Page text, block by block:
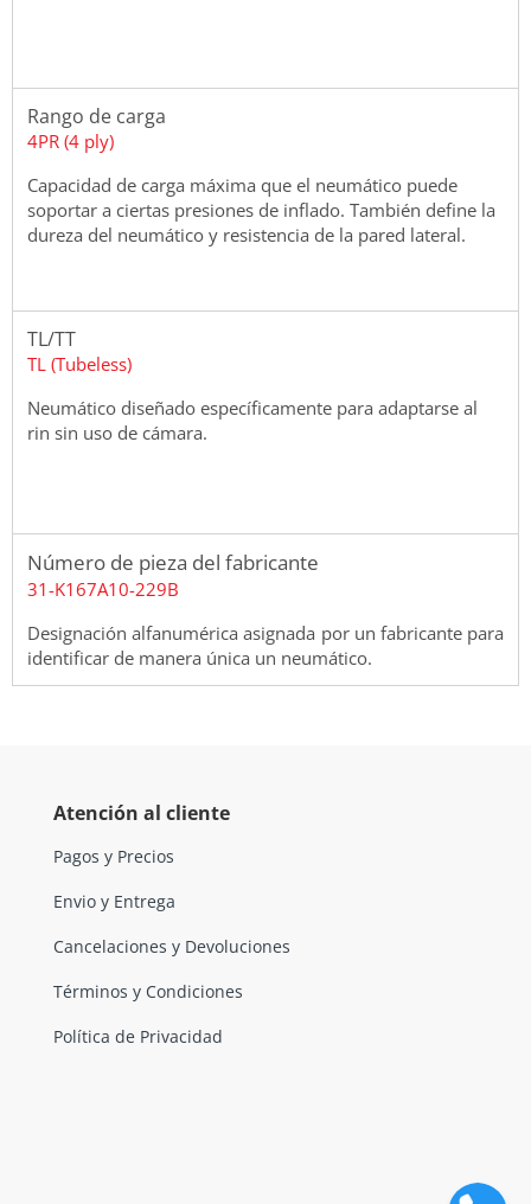
Rango de carga
4PR (4 ply)
Capacidad de carga máxima que el neumático puede
soportar a ciertas presiones de inflado. También define la
dureza del neumático y resistencia de la pared lateral.
TL/TT
TL (Tubeless)
Neumático diseñado específicamente para adaptarse al
rin sin uso de cámara.
Número de pieza del fabricante
31-K167A10-229B
Designación alfanumérica asignada por un fabricante para
identificar de manera única un neumático.
Atención al cliente
Pagos y Precios
Envio y Entrega
Cancelaciones y Devoluciones
Términos y Condiciones
Política de Privacidad